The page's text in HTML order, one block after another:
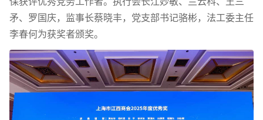
矛、罗国庆，监事长蔡晓丰，党支部书记骆彬，法工委主任
李春何为获奖者颁奖。